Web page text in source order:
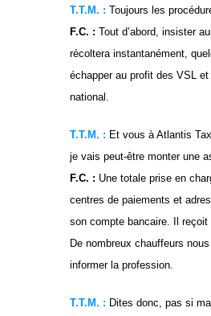
T.T.M. : Toujours les
F.C. : Tout d’abord, insister
récoltera instantanément,
échapper au profit des VSL
national.
T.T.M. : Et vous à Atlantis
je vais peut-être monter une
F.C. : Une totale prise en
centres de paiements et
son compte bancaire. Il
De nombreux chauffeurs
informer la profession.
T.T.M. : Dites donc, pas si